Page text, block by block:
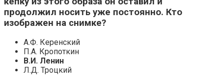
продолжил носить уже постоянно. Кто
изображен на снимке?
А.Ф. Керенский
П.А. Кропоткин
В.И. Ленин
Л.Д. Троцкий